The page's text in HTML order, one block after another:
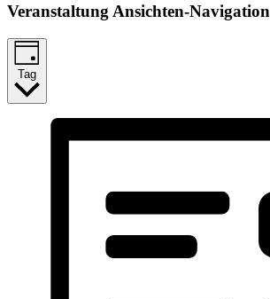
Veranstaltung Ansichten-Navigation
Tag